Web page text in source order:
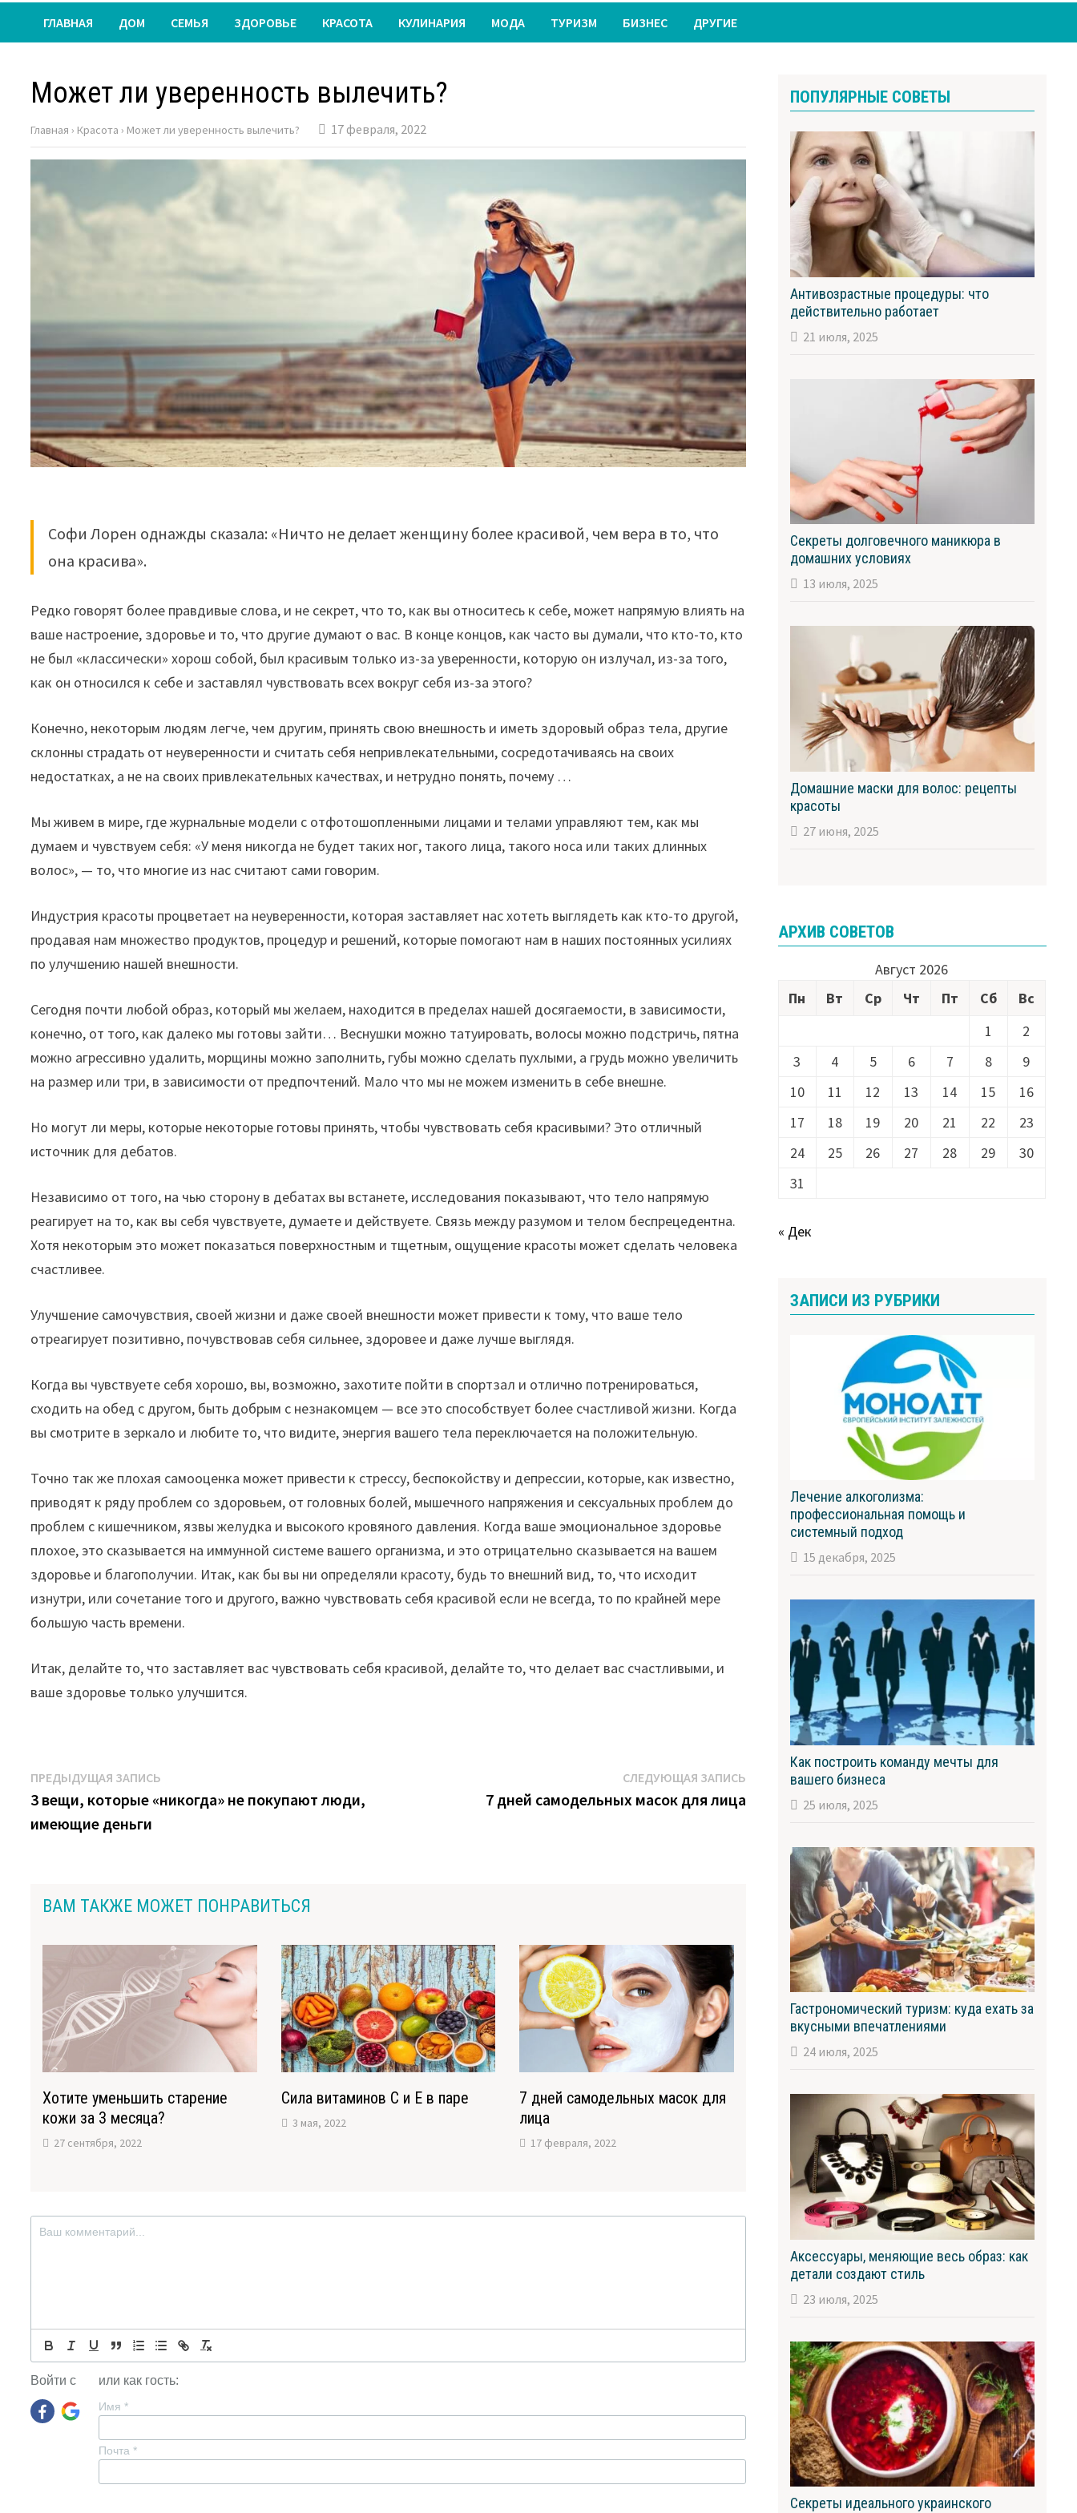
ГЛАВНАЯ ДОМ СЕМЬЯ ЗДОРОВЬЕ КРАСОТА КУЛИНАРИЯ МОДА ТУРИЗМ БИЗНЕС ДРУГИЕ
Может ли уверенность вылечить?
Главная › Красота › Может ли уверенность вылечить? 17 февраля, 2022
Софи Лорен однажды сказала: «Ничто не делает женщину более красивой, чем вера в то, что
она красива».
Редко говорят более правдивые слова, и не секрет, что то, как вы относитесь к себе, может напрямую влиять на
ваше настроение, здоровье и то, что другие думают о вас. В конце концов, как часто вы думали, что кто-то, кто
не был «классически» хорош собой, был красивым только из-за уверенности, которую он излучал, из-за того,
как он относился к себе и заставлял чувствовать всех вокруг себя из-за этого?
Конечно, некоторым людям легче, чем другим, принять свою внешность и иметь здоровый образ тела, другие
склонны страдать от неуверенности и считать себя непривлекательными, сосредотачиваясь на своих
недостатках, а не на своих привлекательных качествах, и нетрудно понять, почему …
Мы живем в мире, где журнальные модели с отфотошопленными лицами и телами управляют тем, как мы
думаем и чувствуем себя: «У меня никогда не будет таких ног, такого лица, такого носа или таких длинных
волос», — то, что многие из нас считают сами говорим.
Индустрия красоты процветает на неуверенности, которая заставляет нас хотеть выглядеть как кто-то другой,
продавая нам множество продуктов, процедур и решений, которые помогают нам в наших постоянных усилиях
по улучшению нашей внешности.
Сегодня почти любой образ, который мы желаем, находится в пределах нашей досягаемости, в зависимости,
конечно, от того, как далеко мы готовы зайти… Веснушки можно татуировать, волосы можно подстричь, пятна
можно агрессивно удалить, морщины можно заполнить, губы можно сделать пухлыми, а грудь можно увеличить
на размер или три, в зависимости от предпочтений. Мало что мы не можем изменить в себе внешне.
Но могут ли меры, которые некоторые готовы принять, чтобы чувствовать себя красивыми? Это отличный
источник для дебатов.
Независимо от того, на чью сторону в дебатах вы встанете, исследования показывают, что тело напрямую
реагирует на то, как вы себя чувствуете, думаете и действуете. Связь между разумом и телом беспрецедентна.
Хотя некоторым это может показаться поверхностным и тщетным, ощущение красоты может сделать человека
счастливее.
Улучшение самочувствия, своей жизни и даже своей внешности может привести к тому, что ваше тело
отреагирует позитивно, почувствовав себя сильнее, здоровее и даже лучше выглядя.
Когда вы чувствуете себя хорошо, вы, возможно, захотите пойти в спортзал и отлично потренироваться,
сходить на обед с другом, быть добрым с незнакомцем — все это способствует более счастливой жизни. Когда
вы смотрите в зеркало и любите то, что видите, энергия вашего тела переключается на положительную.
Точно так же плохая самооценка может привести к стрессу, беспокойству и депрессии, которые, как известно,
приводят к ряду проблем со здоровьем, от головных болей, мышечного напряжения и сексуальных проблем до
проблем с кишечником, язвы желудка и высокого кровяного давления. Когда ваше эмоциональное здоровье
плохое, это сказывается на иммунной системе вашего организма, и это отрицательно сказывается на вашем
здоровье и благополучии. Итак, как бы вы ни определяли красоту, будь то внешний вид, то, что исходит
изнутри, или сочетание того и другого, важно чувствовать себя красивой если не всегда, то по крайней мере
большую часть времени.
Итак, делайте то, что заставляет вас чувствовать себя красивой, делайте то, что делает вас счастливыми, и
ваше здоровье только улучшится.
Навигация
по
записям
ПРЕДЫДУЩАЯ ЗАПИСЬ
запись:
3 вещи, которые «никогда» не покупают люди,
имеющие деньги
СЛЕДУЮЩАЯ ЗАПИСЬСледующая
запись:
7 дней самодельных масок для лица
ВАМ ТАКЖЕ МОЖЕТ ПОНРАВИТЬСЯ
Хотите уменьшить старение
кожи за 3 месяца?
27 сентября, 2022
Сила витаминов С и Е в паре
3 мая, 2022
7 дней самодельных масок для
лица
17 февраля, 2022
Войти с или как гость:
Имя *
Почта *
ПОПУЛЯРНЫЕ СОВЕТЫ
Антивозрастные процедуры: что
действительно работает
21 июля, 2025
Секреты долговечного маникюра в
домашних условиях
13 июля, 2025
Домашние маски для волос: рецепты
красоты
27 июня, 2025
АРХИВ СОВЕТОВ
Август 2026
Пн
Вт Ср Чт Пт Сб
Вс
1
2
3
4 5 6 7 8
9
10
11 12 13 14 15
16
17
18 19 20 21 22
23
24
25 26 27 28 29
30
31
« Дек
ЗАПИСИ ИЗ РУБРИКИ
Лечение алкоголизма:
профессиональная помощь и
системный подход
15 декабря, 2025
Как построить команду мечты для
вашего бизнеса
25 июля, 2025
Гастрономический туризм: куда ехать за
вкусными впечатлениями
24 июля, 2025
Аксессуары, меняющие весь образ: как
детали создают стиль
23 июля, 2025
Секреты идеального украинского